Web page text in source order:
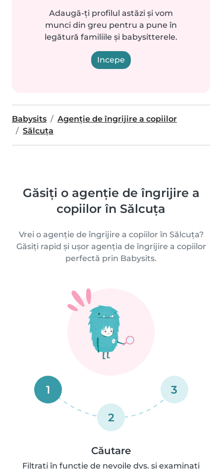
Adaugă-ți profilul astăzi și vom
munci din greu pentru a pune în
legătură familiile și babysitterele.
Incepe
Babysits
Agenție de îngrijire a copiilor
Sălcuţa
Găsiți o agenție de îngrijire a
copiilor în Sălcuţa
Vrei o agenție de îngrijire a copiilor în Sălcuţa?
Găsiți rapid și ușor agenția de îngrijire a copiilor
perfectă prin Babysits.
1
2
3
Căutare
Filtrați în funcție de nevoile dvs. și examinați